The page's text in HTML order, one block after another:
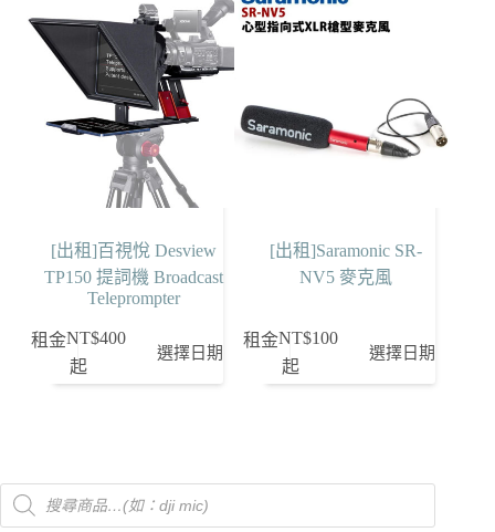
[出租]百視悅 Desview
TP150 提詞機 Broadcast
Teleprompter
租金NT$400
起
選擇日期
[出租]Saramonic SR-
NV5 麥克風
租金NT$100
起
選擇日期
Products
search